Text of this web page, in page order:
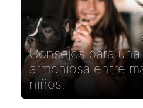
Consejos para
armoniosa entre
niños.